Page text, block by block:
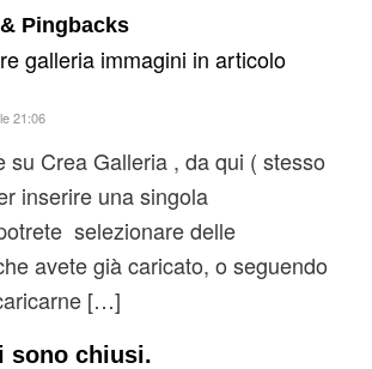
Pingbacks
galleria immagini in articolo
21:06
Crea Galleria , da qui ( stesso
inserire una singola
selezionare delle
avete già caricato, o seguendo
[…]
sono chiusi.